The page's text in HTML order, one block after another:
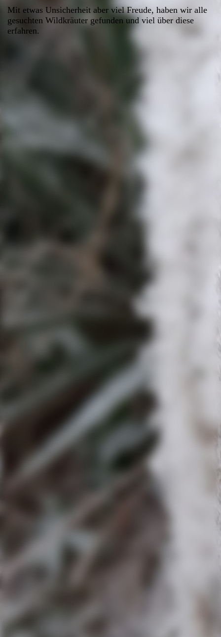
Mit etwas Unsicherheit aber viel Freude, haben wir alle
gesuchten Wildkräuter gefunden und viel über diese
erfahren.